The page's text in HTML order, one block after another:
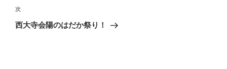
ビ
ゲ
稿
次
の
次
西大寺会陽のはだか祭り！